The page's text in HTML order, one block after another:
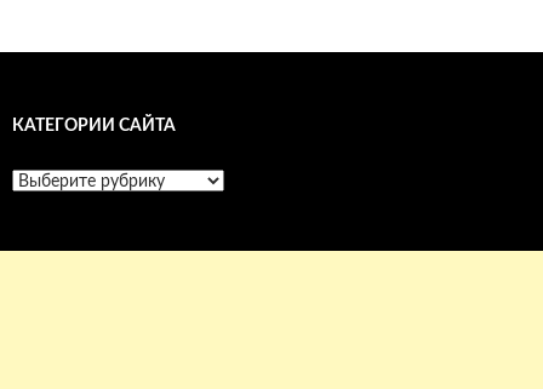
КАТЕГОРИИ САЙТА
Категории